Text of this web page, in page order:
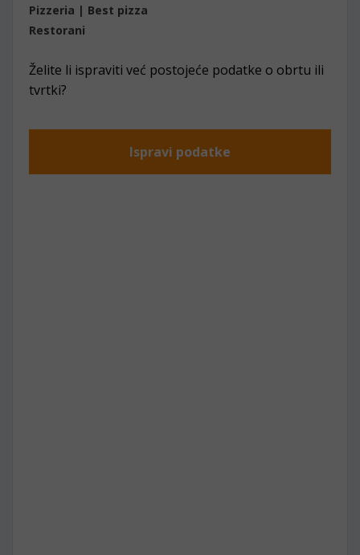
Pizzeria | Best pizza
Restorani
Želite li ispraviti već postojeće podatke o obrtu ili
tvrtki?
Ispravi podatke